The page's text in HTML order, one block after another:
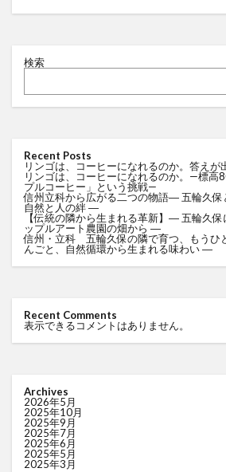
検索
Recent Posts
リンゴは、コーヒーになれるのか。答えが
リンゴは、コーヒーになれるのか。—標高
プルコーヒー」という挑戦—
信州立科から広がる二つの物語― 五輪久保
自然と人の絆 ―
【伝統の隣から生まれる革新】― 五輪久
ップルアート農園の畑から ―
信州・立科 五輪久保の隣で育つ、もうひ
んごと、自然循環から生まれる味わい ―
Recent Comments
表示できるコメントはありません。
Archives
2026年5月
2025年10月
2025年9月
2025年7月
2025年6月
2025年5月
2025年3月